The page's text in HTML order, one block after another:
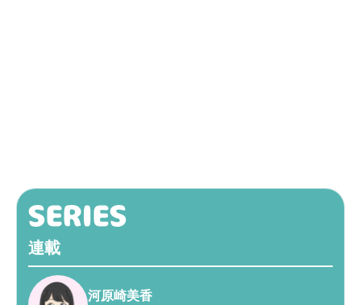
連載
河原崎美香